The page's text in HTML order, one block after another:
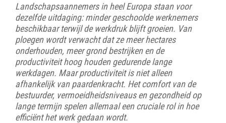
Landschapsaannemers in heel Europa staan voor
dezelfde uitdaging: minder geschoolde werknemers
beschikbaar terwijl de werkdruk blijft groeien. Van
ploegen wordt verwacht dat ze meer hectares
onderhouden, meer grond bestrijken en de
productiviteit hoog houden gedurende lange
werkdagen. Maar productiviteit is niet alleen
afhankelijk van paardenkracht. Het comfort van de
bestuurder, vermoeidheidsniveaus en gezondheid op
lange termijn spelen allemaal een cruciale rol in hoe
efficiënt het werk gedaan wordt.